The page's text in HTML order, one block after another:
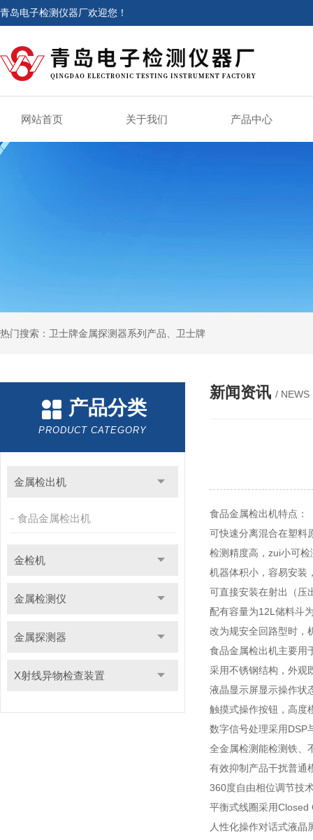
青岛电子检测仪器厂欢迎您！
网站首页 关于我们 产品中心
热门搜索：卫士牌金属探测器系列产品、卫士牌
产品分类
PRODUCT CATEGORY
金属检出机
食品金属检出机
金检机
金属检测仪
金属探测器
X射线异物检查装置
新闻资讯 / NEWS
食品金属检出机特点：
可快速分离混合
检测精度高，zui小可
机器体积小，容易安装
可直接安装在射出（压
配有容量为12L储料斗
改为规安全回路型时，
食品金属检出机主要用
采用不锈钢结构，外观
液晶显示屏显示操作状
触摸式操作按钮，高度
数字信号处理采用DSP
全金属检测能检测铁、
有效抑制产品干扰普通
360度自由相位调节技
平衡式线圈采用Closed
人性化操作对话式液晶